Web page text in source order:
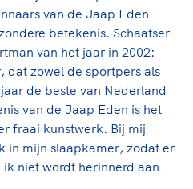
van de Jaap Eden
betekenis. Schaatser
van het jaar in 2002:
dat zowel de sportpers als
de beste van Nederland
van de Jaap Eden is het
fraai kunstwerk. Bij mij
in mijn slaapkamer, zodat er
niet wordt herinnerd aan